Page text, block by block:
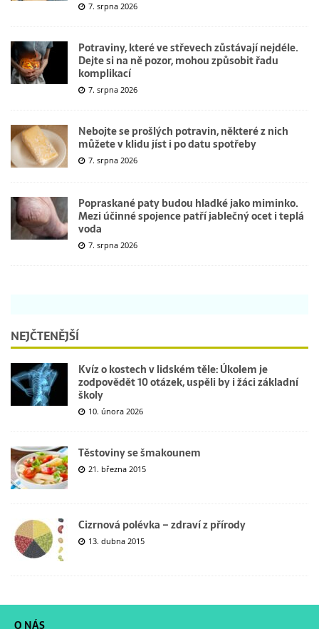
7. srpna 2026
Potraviny, které ve střevech zůstávají nejdéle.
Dejte si na ně pozor, mohou způsobit řadu
komplikací
7. srpna 2026
Nebojte se prošlých potravin, některé z nich
můžete v klidu jíst i po datu spotřeby
7. srpna 2026
Popraskané paty budou hladké jako miminko.
Mezi účinné spojence patří jablečný ocet i teplá
voda
7. srpna 2026
NEJČTENĚJŠÍ
Kvíz o kostech v lidském těle: Úkolem je
zodpovědět 10 otázek, uspěli by i žáci základní
školy
10. února 2026
Těstoviny se šmakounem
21. března 2015
Cizrnová polévka – zdraví z přírody
13. dubna 2015
O NÁS